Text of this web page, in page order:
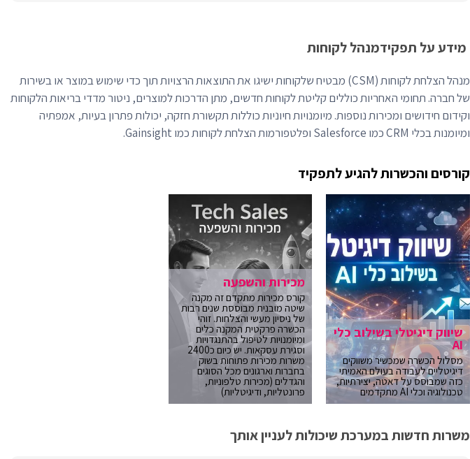
מידע על תפקידמנהל לקוחות
מנהל הצלחת לקוחות (CSM) מבטיח שלקוחות ישיגו את התוצאות הרצויות תוך כדי שימוש במוצר או בשירות
של חברה. תחומי האחריות כוללים קליטת לקוחות חדשים, מתן הדרכות למוצרים, ניטור מדדי בריאות הלקוחות
וקידום חידושים ומכירות נוספות. מיומנויות חיוניות כוללות תקשורת חזקה, יכולות פתרון בעיות, אמפתיה
ומיומנות בכלי CRM כמו Salesforce ופלטפורמות הצלחת לקוחות כמו Gainsight.
קורסים והכשרות להגיע לתפקיד
שיווק דיגיטלי בשילוב כלי
AI
מסלול הכשרה שמכשיר משווקים
דיגיטליים לעבודה בעולם האמיתי
כזה שמבוסס על דאטה, יצירתיות,
טכנולוגיה וכלי AI מתקדמים
מכירות והשפעה
קורס מכירות מתקדם זה מקנה
שיטה מובנית מבוססת שנים רבות
של ניסיון מעשי והצלחות. זוהי
הכשרה פרקטית המקנה כלים
ומיומנויות לטיפול בהתנגדויות
וסגירת עסקאות. יש כיום כ2400
משרות מכירות פתוחות בשוק
בחברות וארגונים מכל הסוגים
והגדלים (מכירות טלפוניות,
פרונטליות, ודיגיטליות)
משרות חדשות במערכת שיכולות לעניין אותך